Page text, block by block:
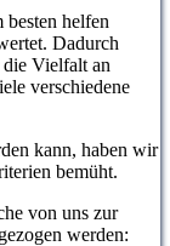
helfen
Dadurch
Vielfalt an
verschiedene
kann, haben wir
bemüht.
von uns zur
werden: